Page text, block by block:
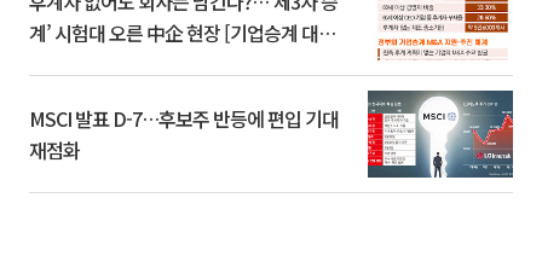
계’ 시험대 오른 中企 현장 [기업승계 대전
MSCI 발표 D-7…후보주 반등에 편입 기대
재점화